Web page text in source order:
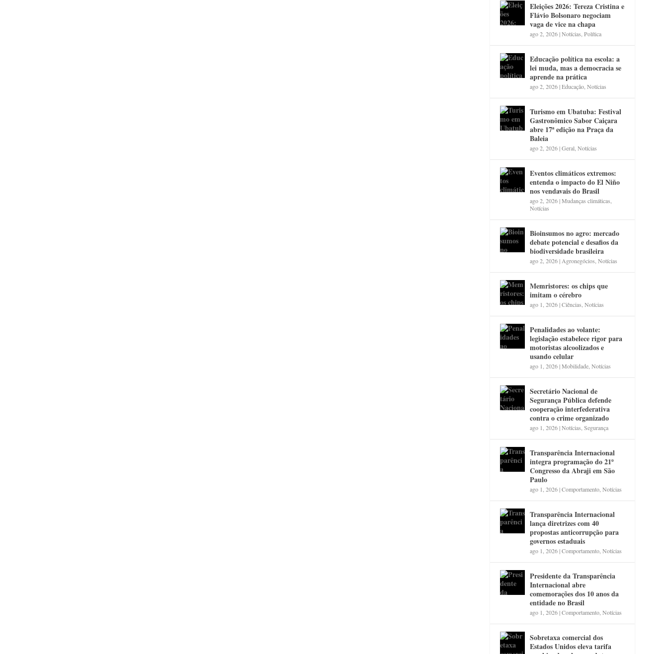
Eleições 2026: Tereza Cristina e
Flávio Bolsonaro negociam
vaga de vice na chapa
ago 2, 2026|Notícias ,Política
Educação política na escola: a
lei muda, mas a democracia se
aprende na prática
ago 2, 2026|Educação ,Notícias
Turismo em Ubatuba: Festival
Gastronômico Sabor Caiçara
abre 17ª edição na Praça da
Baleia
ago 2, 2026|Geral ,Notícias
Eventos climáticos extremos:
entenda o impacto do El Niño
nos vendavais do Brasil
ago 2, 2026|Mudanças climáticas
Notícias
Bioinsumos no agro: mercado
debate potencial e desafios da
biodiversidade brasileira
ago 2, 2026| Agronegócios ,Notícias
Memristores: os chips que
imitam o cérebro
ago 1, 2026|Ciências ,Notícias
Penalidades ao volante:
legislação estabelece rigor para
motoristas alcoolizados e
usando celular
ago 1, 2026|Mobilidade ,Notícias
Secretário Nacional de
Segurança Pública defende
cooperação interfederativa
contra o crime organizado
ago 1, 2026|Notícias ,Segurança
Transparência Internacional
integra programação do 21º
Congresso da Abraji em São
Paulo
ago 1, 2026|Comportamento ,Notícias
Transparência Internacional
lança diretrizes com 40
propostas anticorrupção para
governos estaduais
ago 1, 2026|Comportamento ,Notícias
Presidente da Transparência
Internacional abre
comemorações dos 10 anos da
entidade no Brasil
ago 1, 2026|Comportamento ,Notícias
Sobretaxa comercial dos
Estados Unidos eleva tarifa